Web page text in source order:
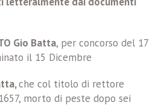
Gio Batta, per concorso del 17
il 15 Dicembre
che col titolo di rettore
morto di peste dopo sei